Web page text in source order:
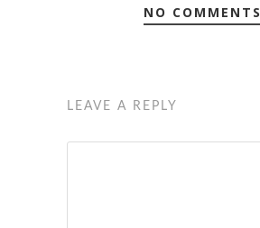
NO COMMENTS
LEAVE A REPLY